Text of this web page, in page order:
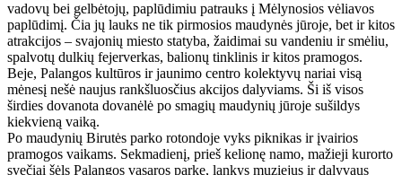
vadovų bei gelbėtojų, paplūdimiu patrauks į Mėlynosios vėliavos
paplūdimį. Čia jų lauks ne tik pirmosios maudynės jūroje, bet ir kitos
atrakcijos – svajonių miesto statyba, žaidimai su vandeniu ir smėliu,
spalvotų dulkių fejerverkas, balionų tinklinis ir kitos pramogos.
Beje, Palangos kultūros ir jaunimo centro kolektyvų nariai visą
mėnesį nešė naujus rankšluosčius akcijos dalyviams. Ši iš visos
širdies dovanota dovanėlė po smagių maudynių jūroje sušildys
kiekvieną vaiką.
Po maudynių Birutės parko rotondoje vyks piknikas ir įvairios
pramogos vaikams. Sekmadienį, prieš kelionę namo, mažieji kurorto
svečiai šėls Palangos vasaros parke, lankys muziejus ir dalyvaus